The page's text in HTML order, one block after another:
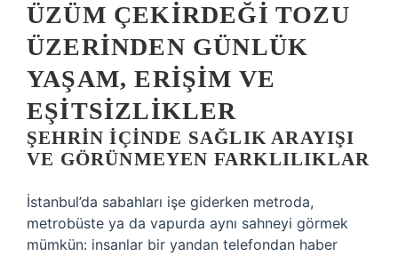
ÜZÜM ÇEKIRDEĞI TOZU
ÜZERINDEN GÜNLÜK
YAŞAM, ERIŞIM VE
EŞITSIZLIKLER
ŞEHRIN IÇINDE SAĞLIK ARAYIŞI
VE GÖRÜNMEYEN FARKLILIKLAR
İstanbul’da sabahları işe giderken metroda,
metrobüste ya da vapurda aynı sahneyi görmek
mümkün: insanlar bir yandan telefondan haber